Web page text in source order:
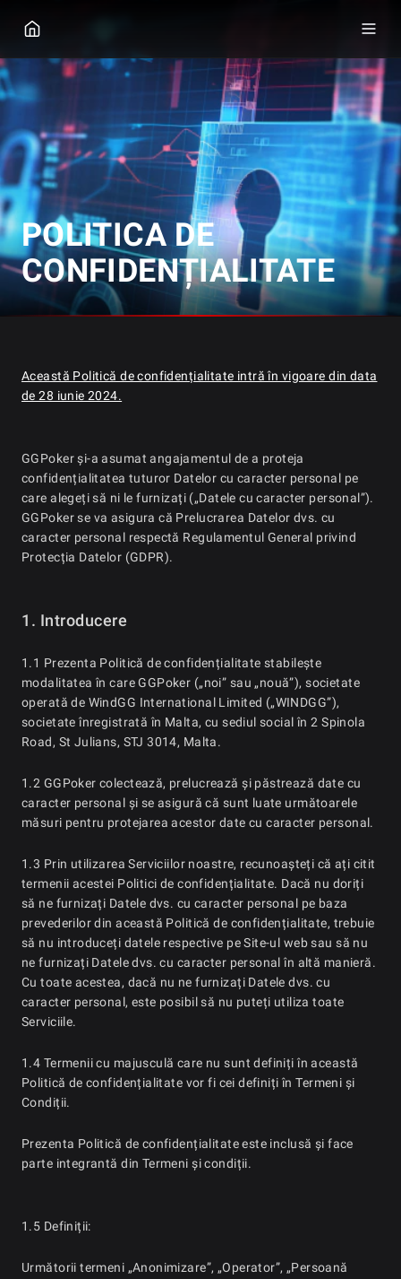
POLITICA DE
CONFIDENȚIALITATE
Această Politică de confidențialitate intră în vigoare din data
de 28 iunie 2024.
GGPoker și-a asumat angajamentul de a proteja
confidențialitatea tuturor Datelor cu caracter personal pe
care alegeți să ni le furnizați („Datele cu caracter personal”).
GGPoker se va asigura că Prelucrarea Datelor dvs. cu
caracter personal respectă Regulamentul General privind
Protecția Datelor (GDPR).
1. Introducere
1.1 Prezenta Politică de confidențialitate stabilește
modalitatea în care GGPoker („noi” sau „nouă”), societate
operată de WindGG International Limited („WINDGG”),
societate înregistrată în Malta, cu sediul social în 2 Spinola
Road, St Julians, STJ 3014, Malta.
1.2 GGPoker colectează, prelucrează și păstrează date cu
caracter personal și se asigură că sunt luate următoarele
măsuri pentru protejarea acestor date cu caracter personal.
1.3 Prin utilizarea Serviciilor noastre, recunoașteți că ați citit
termenii acestei Politici de confidențialitate. Dacă nu doriți
să ne furnizați Datele dvs. cu caracter personal pe baza
prevederilor din această Politică de confidențialitate, trebuie
să nu introduceți datele respective pe Site-ul web sau să nu
ne furnizați Datele dvs. cu caracter personal în altă manieră.
Cu toate acestea, dacă nu ne furnizați Datele dvs. cu
caracter personal, este posibil să nu puteți utiliza toate
Serviciile.
1.4 Termenii cu majusculă care nu sunt definiți în această
Politică de confidențialitate vor fi cei definiți în Termeni și
Condiții.
Prezenta Politică de confidențialitate este inclusă și face
parte integrantă din Termeni și condiții.
1.5 Definiții:
Următorii termeni „Anonimizare”, „Operator”, „Persoană